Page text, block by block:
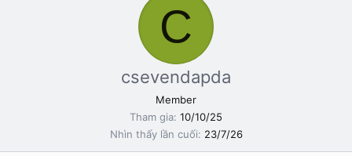
C
csevendapda
Member
Tham gia 10/10/25
Nhìn thấy lần cuối
23/7/26